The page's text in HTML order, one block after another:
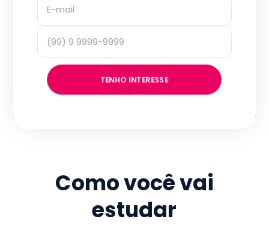
TENHO INTERESSE
Como você vai
estudar